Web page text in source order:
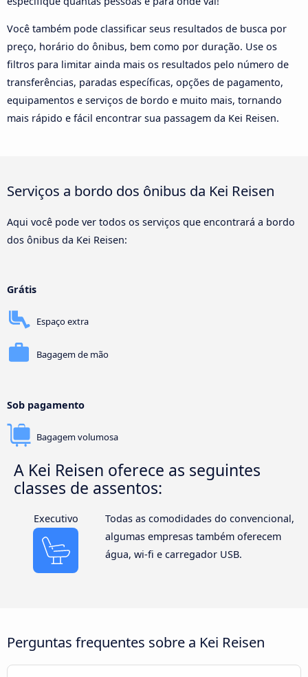
Você também pode classificar seus resultados de busca por
preço, horário do ônibus, bem como por duração. Use os
filtros para limitar ainda mais os resultados pelo número de
transferências, paradas específicas, opções de pagamento,
equipamentos e serviços de bordo e muito mais, tornando
mais rápido e fácil encontrar sua passagem da Kei Reisen.
Serviços a bordo dos ônibus da Kei Reisen
Aqui você pode ver todos os serviços que encontrará a bordo
dos ônibus da Kei Reisen:
Grátis
Espaço extra
Bagagem de mão
Sob pagamento
Bagagem volumosa
A Kei Reisen oferece as seguintes
classes de assentos:
Executivo
Todas as comodidades do convencional,
algumas empresas também oferecem
água, wi-fi e carregador USB.
Perguntas frequentes sobre a Kei Reisen